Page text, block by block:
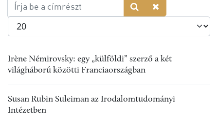
be
Tételek #
Irène Némirovsky: egy „külföldi” szerző a két
világháború közötti Franciaországban
Susan Rubin Suleiman az Irodalomtudományi
Intézetben